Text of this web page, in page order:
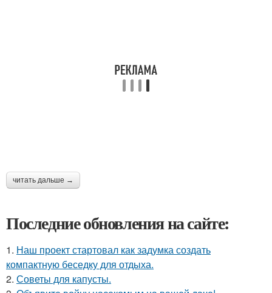
читать дальше →
Последние обновления на сайте:
1. Наш проект стартовал как задумка создать
компактную беседку для отдыха.
2. Советы для капусты.